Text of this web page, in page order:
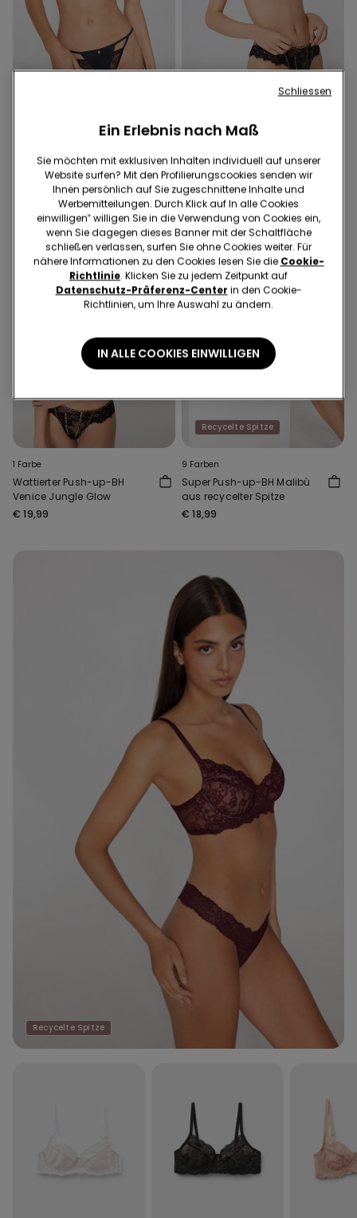
Push-up-BH Midnight
€ 19,99
Balconette-BH Paris Jungle
€ 19,99
1 Farbe
Wattierter Push-up-BH
Venice Jungle Glow
€ 19,99
Recycelte Spitze
9 Farben
Super Push-up-BH Malibù
aus recycelter Spitze
€ 18,99
Recycelte Spitze
Ein Erlebnis nach Maß
Sie möchten mit exklusiven Inhalten individuell auf unserer
Website surfen? Mit den Profilierungscookies senden wir
Ihnen persönlich auf Sie zugeschnittene Inhalte und
Werbemitteilungen. Durch Klick auf In alle Cookies
einwilligen‟ willigen Sie in die Verwendung von Cookies ein,
wenn Sie dagegen dieses Banner mit der Schaltfläche
schließen verlassen, surfen Sie ohne Cookies weiter. Für
nähere Informationen zu den Cookies lesen Sie die Cookie-
Richtlinie. Klicken Sie zu jedem Zeitpunkt auf
Datenschutz-Präferenz-Center in den Cookie-
Richtlinien, um Ihre Auswahl zu ändern.
IN ALLE COOKIES EINWILLIGEN
Schliessen